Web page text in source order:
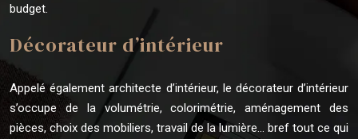
budget.
Décorateur d’intérieur
Appelé également architecte d’intérieur, le décorateur d’intérieur
s’occupe de la volumétrie, colorimétrie, aménagement des
pièces, choix des mobiliers, travail de la lumière… bref tout ce qui